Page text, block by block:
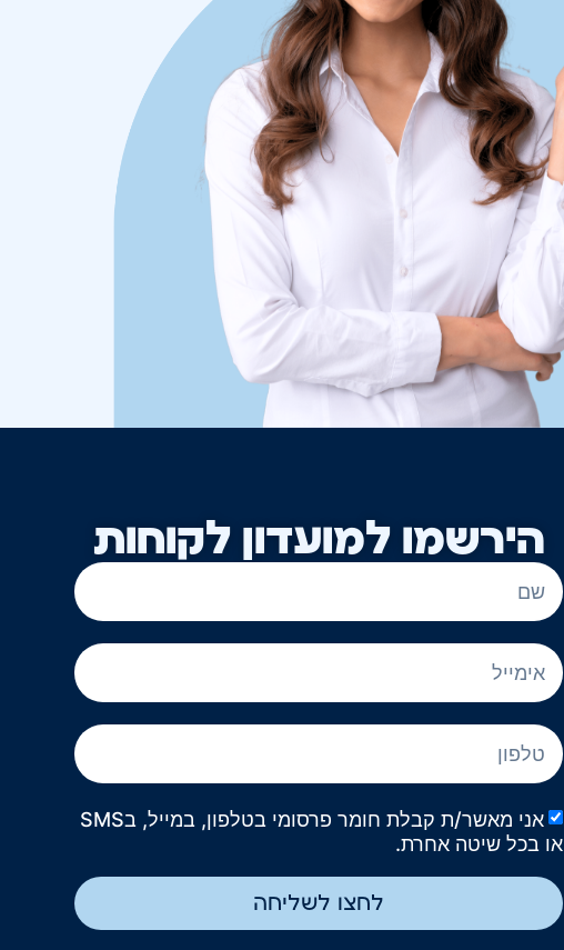
הירשמו למועדון לקוחות
אני מאשר/ת קבלת חומר פרסומי בטלפון, במייל, בSMS
או בכל שיטה אחרת.
לחצו לשליחה